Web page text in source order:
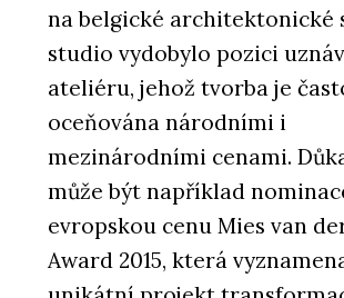
na belgické architektonické
studio vydobylo pozici
ateliéru, jehož tvorba je
oceňována národními i
mezinárodními cenami.
může být například
evropskou cenu Mies van
Award 2015, která